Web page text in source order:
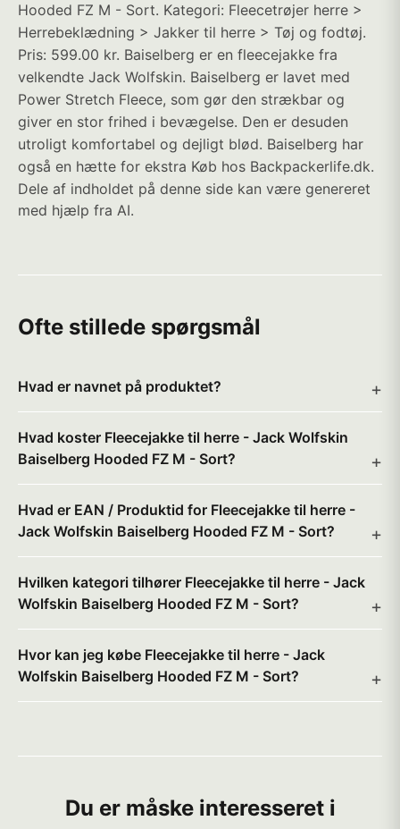
Hooded FZ M - Sort. Kategori: Fleecetrøjer herre >
Herrebeklædning > Jakker til herre > Tøj og fodtøj.
Pris: 599.00 kr. Baiselberg er en fleecejakke fra
velkendte Jack Wolfskin. Baiselberg er lavet med
Power Stretch Fleece, som gør den strækbar og
giver en stor frihed i bevægelse. Den er desuden
utroligt komfortabel og dejligt blød. Baiselberg har
også en hætte for ekstra Køb hos Backpackerlife.dk.
Dele af indholdet på denne side kan være genereret
med hjælp fra AI.
Ofte stillede spørgsmål
Hvad er navnet på produktet?
Hvad koster Fleecejakke til herre - Jack Wolfskin
Baiselberg Hooded FZ M - Sort?
Hvad er EAN / Produktid for Fleecejakke til herre -
Jack Wolfskin Baiselberg Hooded FZ M - Sort?
Hvilken kategori tilhører Fleecejakke til herre - Jack
Wolfskin Baiselberg Hooded FZ M - Sort?
Hvor kan jeg købe Fleecejakke til herre - Jack
Wolfskin Baiselberg Hooded FZ M - Sort?
Du er måske interesseret i